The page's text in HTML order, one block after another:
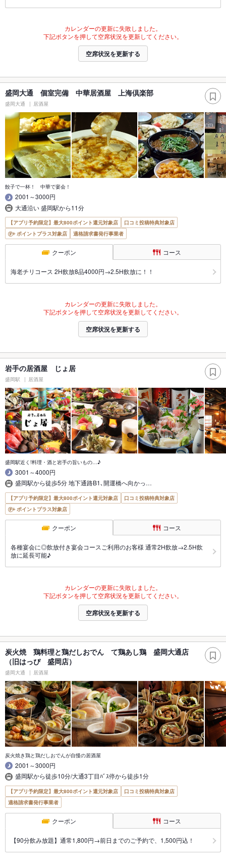
カレンダーの更新に失敗しました。
下記ボタンを押して空席状況を更新してください。
空席状況を更新する
盛岡大通 個室完備 中華居酒屋 上海倶楽部
盛岡大通 居酒屋
餃子で一杯！ 中華で宴会！
2001～3000円
大通沿い 盛岡駅から11分
【アプリ予約限定】最大800ポイント還元対象店
口コミ投稿特典対象店
ポイントプラス対象店
適格請求書発行事業者
クーポン コース
海老チリコース 2H飲放8品4000円→2.5H飲放に！！
カレンダーの更新に失敗しました。
下記ボタンを押して空席状況を更新してください。
空席状況を更新する
岩手の居酒屋 じょ居
盛岡駅 居酒屋
盛岡駅近く!料理・酒と岩手の旨いもの…♪
3001～4000円
盛岡駅から徒歩5分 地下通路B1､開運橋へ向かっ…
【アプリ予約限定】最大800ポイント還元対象店
口コミ投稿特典対象店
ポイントプラス対象店
クーポン コース
各種宴会に◎飲放付き宴会コースご利用のお客様 通常2H飲放→2.5H飲
放に延長可能♪
カレンダーの更新に失敗しました。
下記ボタンを押して空席状況を更新してください。
空席状況を更新する
炭火焼 鶏料理と鶏だしおでん て鶏あし鶏 盛岡大通店
（旧はっぴ 盛岡店）
盛岡大通 居酒屋
炭火焼き鶏と鶏だしおでんが自慢の居酒屋
2001～3000円
盛岡駅から徒歩10分/大通3丁目ﾊﾞｽ停から徒歩1分
【アプリ予約限定】最大800ポイント還元対象店
口コミ投稿特典対象店
適格請求書発行事業者
クーポン コース
【90分飲み放題】通常1,800円→前日までのご予約で、1,500円込！